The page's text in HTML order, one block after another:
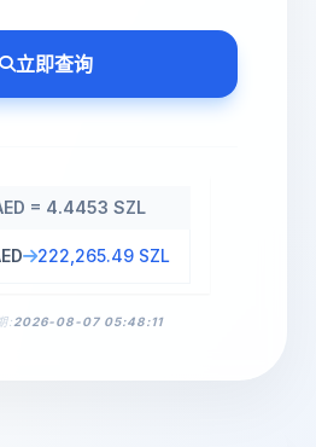
立即查询
= 4.4453 SZL
222,265.49 SZL
:2026-08-07 05:48:11